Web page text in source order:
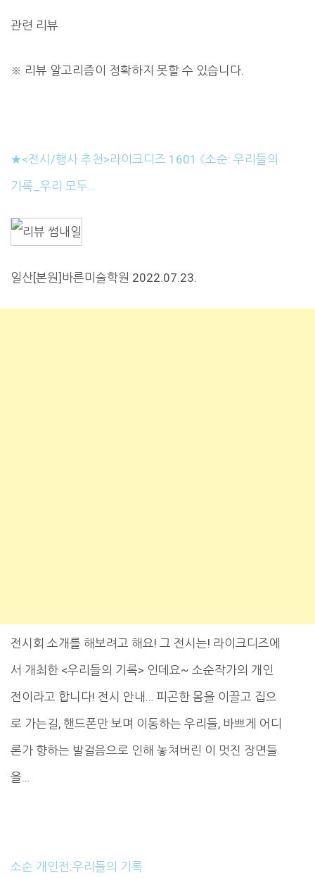
관련 리뷰
※ 리뷰 알고리즘이 정확하지 못할 수 있습니다.
★<전시/행사 추천>라이크디즈 1601 《소순: 우리들의
기록_우리 모두…
일산[본원]바른미술학원 2022.07.23.
전시회 소개를 해보려고 해요! 그 전시는! 라이크디즈에
서 개최한 <우리들의 기록> 인데요~ 소순작가의 개인
전이라고 합니다! 전시 안내… 피곤한 몸을 이끌고 집으
로 가는길, 핸드폰만 보며 이동하는 우리들, 바쁘게 어디
론가 향하는 발걸음으로 인해 놓쳐버린 이 멋진 장면들
을…
소순 개인전:우리들의 기록